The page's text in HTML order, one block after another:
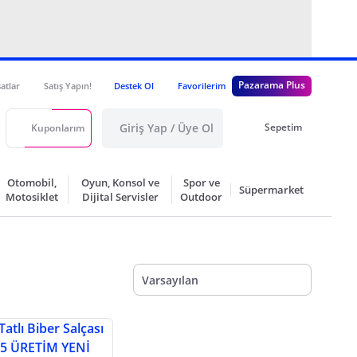
Satış Yapın! Destek Ol Favorilerim Pazarama Plus
Kuponlarım Giriş Yap / Üye Ol Sepetim
Otomobil,
Motosiklet
Oyun, Konsol ve
Dijital Servisler
Spor ve
Outdoor
Süpermarket
Varsayılan